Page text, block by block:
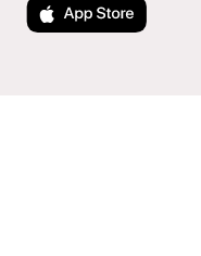
Laden im App Store